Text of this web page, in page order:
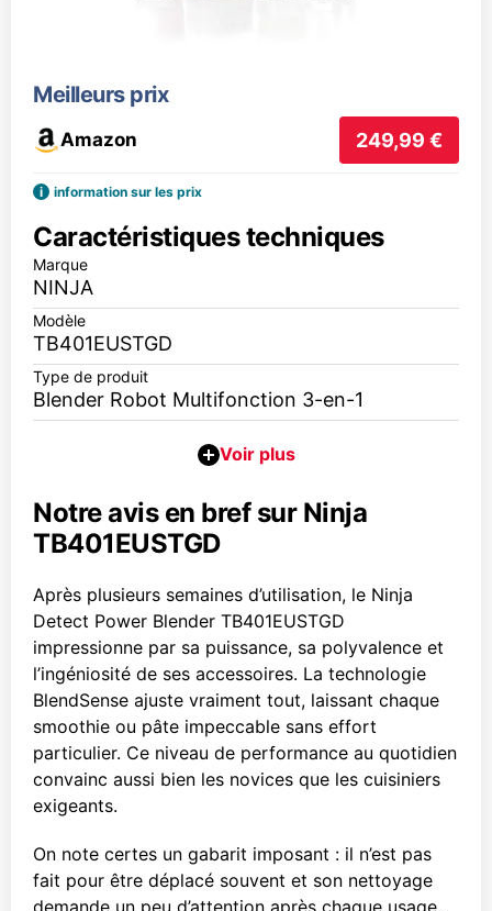
Meilleurs prix
Amazon 249,99 €
i information sur les prix
Caractéristiques techniques
Marque
NINJA
Modèle
TB401EUSTGD
Type de produit
Blender Robot Multifonction 3-en-1
Notre avis en bref sur Ninja
TB401EUSTGD
Après plusieurs semaines d’utilisation, le Ninja
Detect Power Blender TB401EUSTGD
impressionne par sa puissance, sa polyvalence et
l’ingéniosité de ses accessoires. La technologie
BlendSense ajuste vraiment tout, laissant chaque
smoothie ou pâte impeccable sans effort
particulier. Ce niveau de performance au quotidien
convainc aussi bien les novices que les cuisiniers
exigeants.
On note certes un gabarit imposant : il n’est pas
fait pour être déplacé souvent et son nettoyage
demande un peu d’attention après chaque usage.